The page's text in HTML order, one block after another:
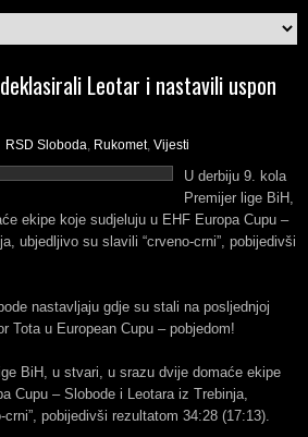
Leotar i nastavili uspon
RSD Sloboda, Rukomet, Vijesti
U derbiju 9. kola
Premijer lige BiH,
ekipe koje sudjeluju u EHF Europa Cupu –
ubjedljivo su slavili “crveno-crni”, pobijedivši
nastavljaju gdje su stali na posljednjoj
Tota u European Cupu – pobjedom!
BiH, u stvari, u srazu dvije domaće ekipe
Cupu – Slobode i Leotara iz Trebinja,
pobijedivši rezultatom 34:28 (17:13).